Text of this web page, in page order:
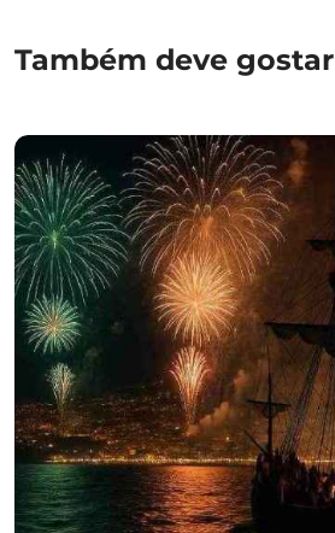
Também deve gostar